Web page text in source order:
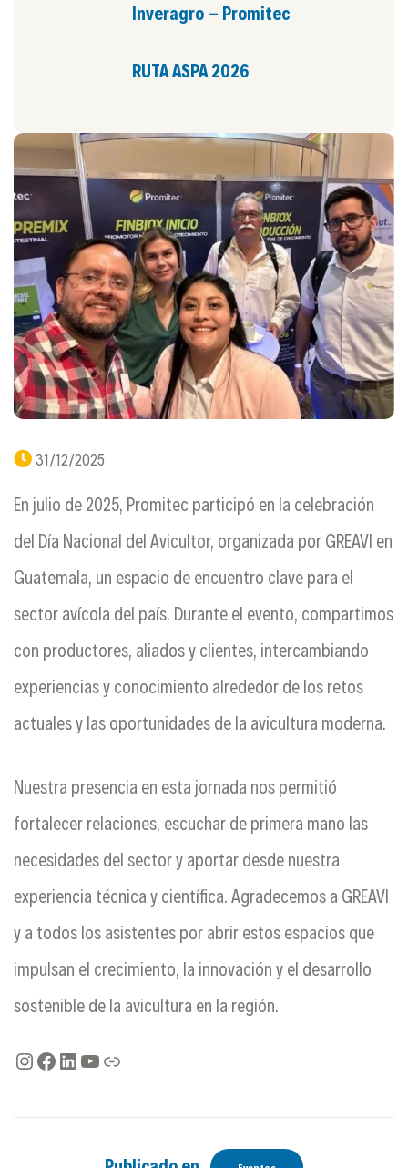
31/12/2025
En julio de 2025, Promitec participó en la celebración
del Día Nacional del Avicultor, organizada por GREAVI en
Guatemala, un espacio de encuentro clave para el
sector avícola del país. Durante el evento, compartimos
con productores, aliados y clientes, intercambiando
experiencias y conocimiento alrededor de los retos
actuales y las oportunidades de la avicultura moderna.
Nuestra presencia en esta jornada nos permitió
fortalecer relaciones, escuchar de primera mano las
necesidades del sector y aportar desde nuestra
experiencia técnica y científica. Agradecemos a GREAVI
y a todos los asistentes por abrir estos espacios que
impulsan el crecimiento, la innovación y el desarrollo
sostenible de la avicultura en la región.
Inveragro – Promitec
RUTA ASPA 2026